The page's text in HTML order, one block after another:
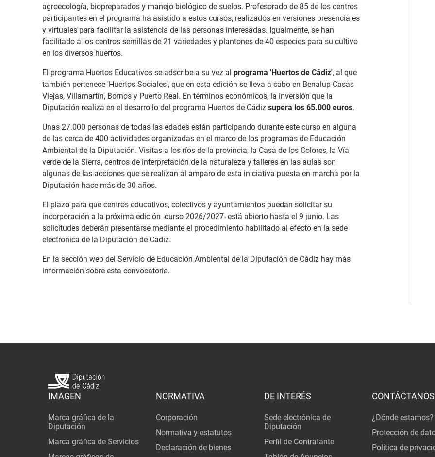
agroecología, biopreparados y manejo biológico de suelos. Profesorado de 85 de los centros
participantes en el programa ha asistido a estos cursos, realizados en versiones presenciales
y virtuales para facilitar la asistencia de las personas interesadas. Igualmente, se han
facilitado a los centros semillas de 21 variedades y plantones de 40 especies para su cultivo
en los diversos huertos.
El programa Huertos Educativos se adscribe a su vez al programa 'Huertos de Cádiz', al que
también pertenece 'Huertos Sociales', que en esta edición se lleva a cabo en Benalup-Casas
Viejas, Villamartín, Bornos y Puerto Real. En términos económicos, la inversión que la
Diputación realiza en el desarrollo del programa Huertos de Cádiz supera los 65.000 euros.
Unas 27.000 personas de todas las edades están participando durante este curso en alguna
de las cerca de 400 actividades organizadas en el marco de los programas de Educación
Ambiental de la Diputación. Visitas a los ríos de la provincia, la Casa de los Colores, la Vía
verde de la Sierra, centros de interpretación de la naturaleza y talleres en las aulas son
algunas de las acciones que se realizan al amparo de esta iniciativa puesta en marcha por la
Diputación hace más de 30 años.
El plazo para que centros educativos, colectivos y ayuntamientos puedan solicitar su
incorporación a la próxima edición -curso 2026/2027- está abierto hasta el 9 junio. Las
solicitudes deberán presentarse mediante el procedimiento habilitado al efecto en la sede
electrónica de la Diputación de Cádiz.
En la sección web del Servicio de Educación Ambiental de la Diputación de Cádiz hay más
información sobre esta convocatoria.
IMAGEN
Marca gráfica de la
Diputación
Marca gráfica de Servicios
NORMATIVA
Corporación
Normativa y estatutos
Declaración de bienes
DE INTERÉS
Sede electrónica de
Diputación
Perfil de Contratante
CONTÁCTANOS
¿Dónde estamos?
Protección de
Política de